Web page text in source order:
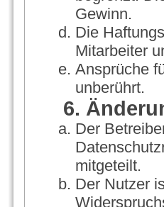
Gewinn.
Die
Mitarbeiter
Ansprüche
unberührt.
6.
Der
mitgeteilt.
Der Nutzer